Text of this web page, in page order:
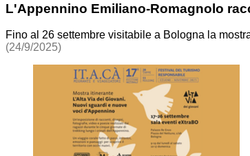
L'Appennino Emiliano-Romagnolo
Fino al 26 settembre visitabile a Bologna la
(24/9/2025)